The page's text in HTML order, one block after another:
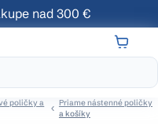
nad 300 €
poličky a
Priame nástenné poličky
a košíky